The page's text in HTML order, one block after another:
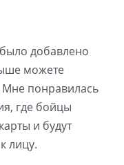
добавлено
можете
Мне понравилась
где бойцы
и будут
лицу.